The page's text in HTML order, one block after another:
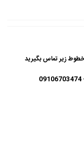
زیر تماس بگیرید